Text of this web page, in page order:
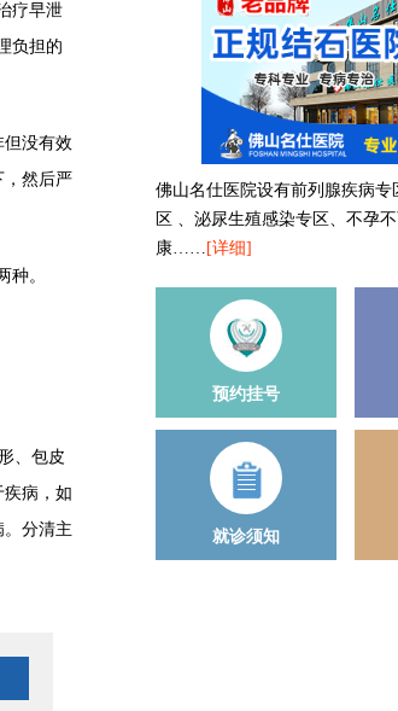
疗早泄
负担的
没有效
，然后严
。
、包皮
病，如
分清主
佛山名仕医院设有前列腺疾病专
区 、泌尿生殖感染专区、不孕
康…… [详细]
预约挂号
就诊须知